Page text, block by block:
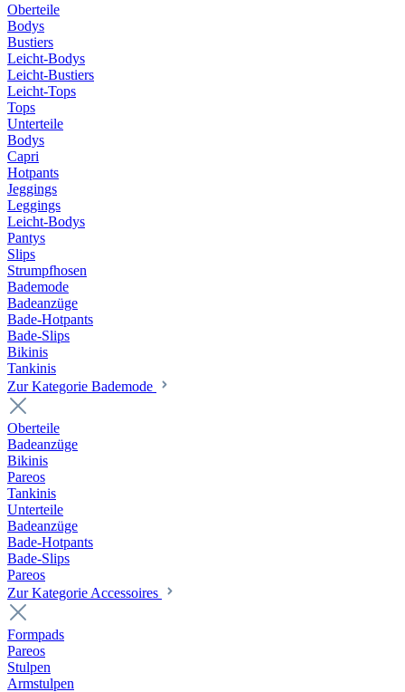
Oberteile
Bodys
Bustiers
Leicht-Bodys
Leicht-Bustiers
Leicht-Tops
Tops
Unterteile
Bodys
Capri
Hotpants
Jeggings
Leggings
Leicht-Bodys
Pantys
Slips
Strumpfhosen
Bademode
Badeanzüge
Bade-Hotpants
Bade-Slips
Bikinis
Tankinis
Zur Kategorie Bademode
Oberteile
Badeanzüge
Bikinis
Pareos
Tankinis
Unterteile
Badeanzüge
Bade-Hotpants
Bade-Slips
Pareos
Zur Kategorie Accessoires
Formpads
Pareos
Stulpen
Armstulpen